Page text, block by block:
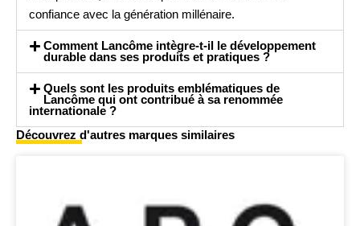
confiance avec la génération millénaire.
Comment Lancôme intègre-t-il le développement
durable dans ses produits et pratiques ?
Quels sont les produits emblématiques de
Lancôme qui ont contribué à sa renommée
internationale ?
Découvrez d'autres marques similaires